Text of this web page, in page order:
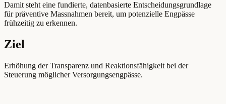
Damit steht eine fundierte, datenbasierte Entscheidungsgrundlage
für präventive Massnahmen bereit, um potenzielle Engpässe
frühzeitig zu erkennen.
Ziel
Erhöhung der Transparenz und Reaktionsfähigkeit bei der
Steuerung möglicher Versorgungsengpässe.